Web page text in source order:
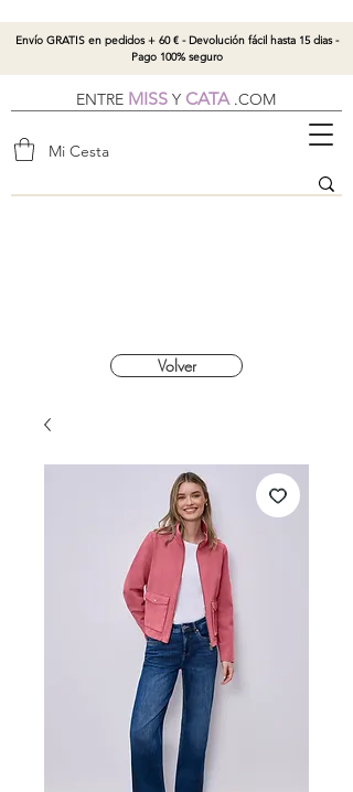
ENTRE MISS Y CATA.COM
Mi Cesta
Envío GRATIS en pedidos + 60 € - Devolución fácil hasta 15 dias -
Pago 100% seguro
Volver